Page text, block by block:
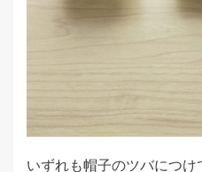
いずれも帽子のツバにつ